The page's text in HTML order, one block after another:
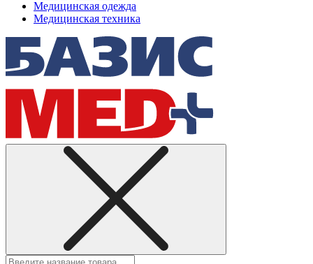
Медицинская одежда
Медицинская техника